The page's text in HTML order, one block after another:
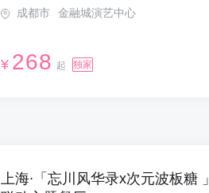
成都市
金融城演艺中心
¥ 268 起 独家
上海∙「忘川风华录x次元波板糖 」